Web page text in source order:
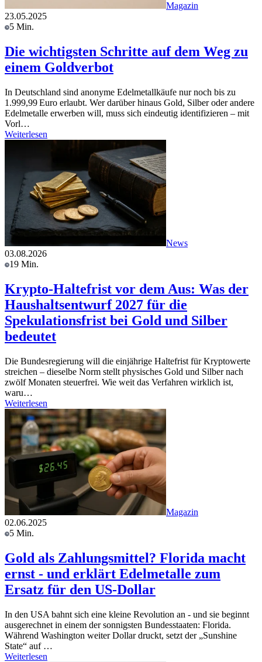
Magazin
23.05.2025
5 Min.
Die wichtigsten Schritte auf dem Weg zu
einem Goldverbot
In Deutschland sind anonyme Edelmetallkäufe nur noch bis zu
1.999,99 Euro erlaubt. Wer darüber hinaus Gold, Silber oder andere
Edelmetalle erwerben will, muss sich eindeutig identifizieren – mit
Vorl…
Weiterlesen
News
03.08.2026
19 Min.
Krypto-Haltefrist vor dem Aus: Was der
Haushaltsentwurf 2027 für die
Spekulationsfrist bei Gold und Silber
bedeutet
Die Bundesregierung will die einjährige Haltefrist für Kryptowerte
streichen – dieselbe Norm stellt physisches Gold und Silber nach
zwölf Monaten steuerfrei. Wie weit das Verfahren wirklich ist,
waru…
Weiterlesen
Magazin
02.06.2025
5 Min.
Gold als Zahlungsmittel? Florida macht
ernst - und erklärt Edelmetalle zum
Ersatz für den US-Dollar
In den USA bahnt sich eine kleine Revolution an - und sie beginnt
ausgerechnet in einem der sonnigsten Bundesstaaten: Florida.
Während Washington weiter Dollar druckt, setzt der „Sunshine
State“ auf …
Weiterlesen